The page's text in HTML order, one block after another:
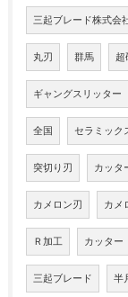
三起ブレード株式会
丸刃 群馬 超
ギャングスリッター
全国 セラミック
突切り刃 カッタ
カメロン刃 カメ
Ｒ加工 カッター
三起ブレード 半